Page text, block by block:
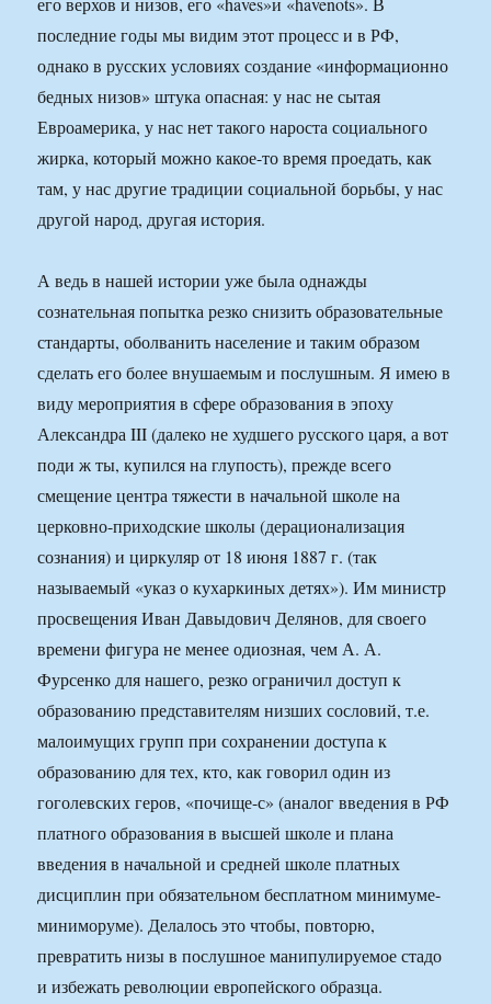
последние годы мы видим этот процесс и в РФ,
однако в русских условиях создание «информационно
бедных низов» штука опасная: у нас не сытая
Евроамерика, у нас нет такого нароста социального
жирка, который можно какое-то время проедать, как
там, у нас другие традиции социальной борьбы, у нас
другой народ, другая история.
А ведь в нашей истории уже была однажды
сознательная попытка резко снизить образовательные
стандарты, оболванить население и таким образом
сделать его более внушаемым и послушным. Я имею в
виду мероприятия в сфере образования в эпоху
Александра III (далеко не худшего русского царя, а вот
поди ж ты, купился на глупость), прежде всего
смещение центра тяжести в начальной школе на
церковно-приходские школы (дерационализация
сознания) и циркуляр от 18 июня 1887 г. (так
называемый «указ о кухаркиных детях»). Им министр
просвещения Иван Давыдович Делянов, для своего
времени фигура не менее одиозная, чем А. А.
Фурсенко для нашего, резко ограничил доступ к
образованию представителям низших сословий, т.е.
малоимущих групп при сохранении доступа к
образованию для тех, кто, как говорил один из
гоголевских геров, «почище-с» (аналог введения в РФ
платного образования в высшей школе и плана
введения в начальной и средней школе платных
дисциплин при обязательном бесплатном минимуме-
миниморуме). Делалось это чтобы, повторю,
превратить низы в послушное манипулируемое стадо
и избежать революции европейского образца.